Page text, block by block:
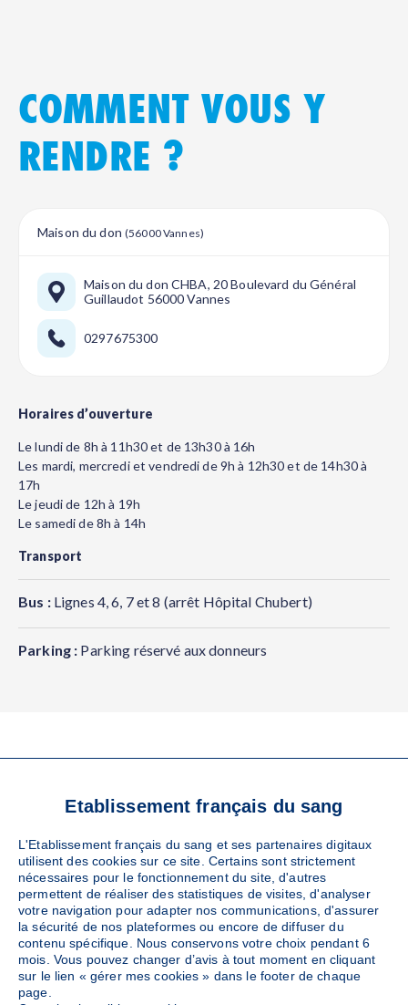
COMMENT VOUS Y
RENDRE ?
Maison du don (56000 Vannes)
Maison du don CHBA, 20 Boulevard du Général
Guillaudot 56000 Vannes
0297675300
Horaires d’ouverture
Le lundi de 8h à 11h30 et de 13h30 à 16h
Les mardi, mercredi et vendredi de 9h à 12h30 et de 14h30 à
17h
Le jeudi de 12h à 19h
Le samedi de 8h à 14h
Transport
Bus : Lignes 4, 6, 7 et 8 (arrêt Hôpital Chubert)
Parking : Parking réservé aux donneurs
LOCAUX
MAISON DU DON DE VANNES
Référent EFS
02 97 67 53 00
Etablissement français du sang
L'Etablissement français du sang et ses partenaires digitaux
utilisent des cookies sur ce site. Certains sont strictement
nécessaires pour le fonctionnement du site, d'autres
permettent de réaliser des statistiques de visites, d'analyser
votre navigation pour adapter nos communications, d'assurer
la sécurité de nos plateformes ou encore de diffuser du
contenu spécifique. Nous conservons votre choix pendant 6
mois. Vous pouvez changer d’avis à tout moment en cliquant
sur le lien « gérer mes cookies » dans le footer de chaque
page.